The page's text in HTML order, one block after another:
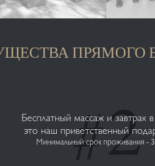
ПРЯМОГО
Бесплатный массаж и завтрак
это наш приветственный
Минимальный срок проживания - 3